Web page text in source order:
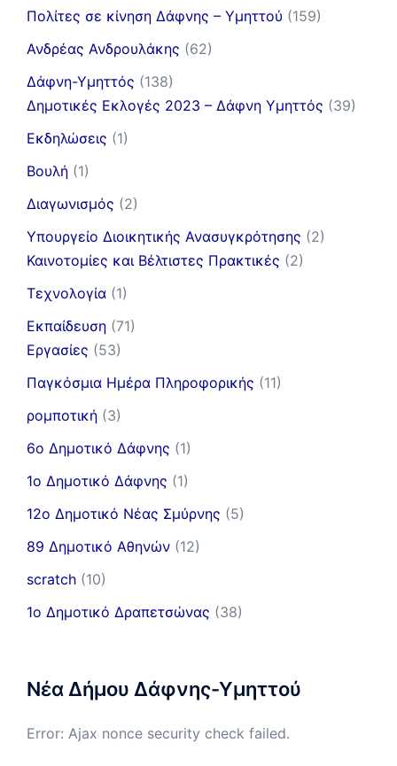
Πολίτες σε κίνηση Δάφνης – Υμηττού (159)
Ανδρέας Ανδρουλάκης (62)
Δάφνη-Υμηττός (138)
Δημοτικές Εκλογές 2023 – Δάφνη Υμηττός (39)
Εκδηλώσεις (1)
Βουλή (1)
Διαγωνισμός (2)
Υπουργείο Διοικητικής Ανασυγκρότησης (2)
Καινοτομίες και Βέλτιστες Πρακτικές (2)
Τεχνολογία (1)
Εκπαίδευση (71)
Εργασίες (53)
Παγκόσμια Ημέρα Πληροφορικής (11)
ρομποτική (3)
6ο Δημοτικό Δάφνης (1)
1ο Δημοτικό Δάφνης (1)
12ο Δημοτικό Νέας Σμύρνης (5)
89 Δημοτικό Αθηνών (12)
scratch (10)
1ο Δημοτικό Δραπετσώνας (38)
Νέα Δήμου Δάφνης-Υμηττού
Error: Ajax nonce security check failed.